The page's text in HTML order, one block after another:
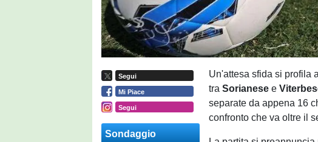
Segui
Mi Piace
Segui
Sondaggio
Un'attesa sfida si profila
traSorianesee
separate da appena 16
confronto che va oltre il